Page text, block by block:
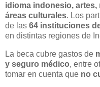
idioma indonesio,
áreas culturales. Los
de las 64 instituciones
en distintas regiones de
La beca cubre gastos de
y seguro médico, entre
tomar en cuenta que no